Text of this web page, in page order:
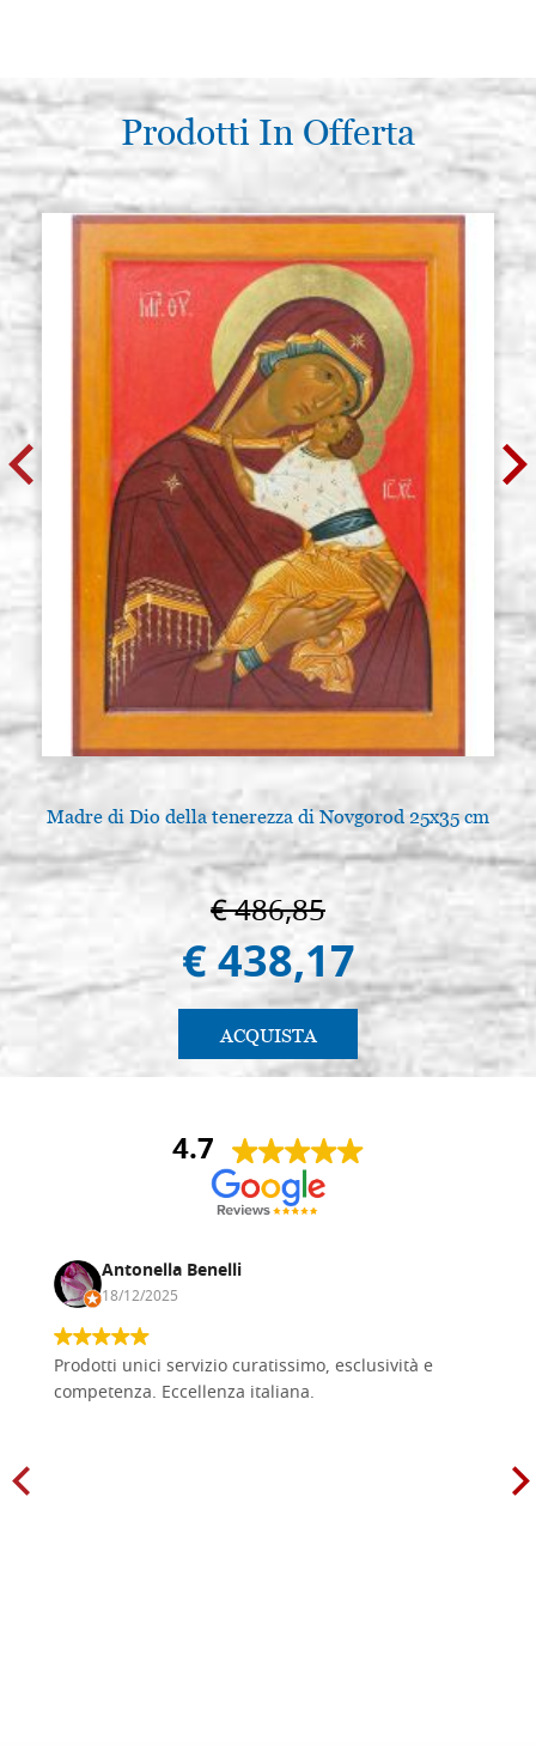
Prodotti In Offerta
Madre di Dio della tenerezza di Novgorod 25x35 cm
€ 486,85
€ 438,17
ACQUISTA
4.7
Antonella Benelli
18/12/2025
Prodotti unici servizio curatissimo, esclusività e
competenza. Eccellenza italiana.